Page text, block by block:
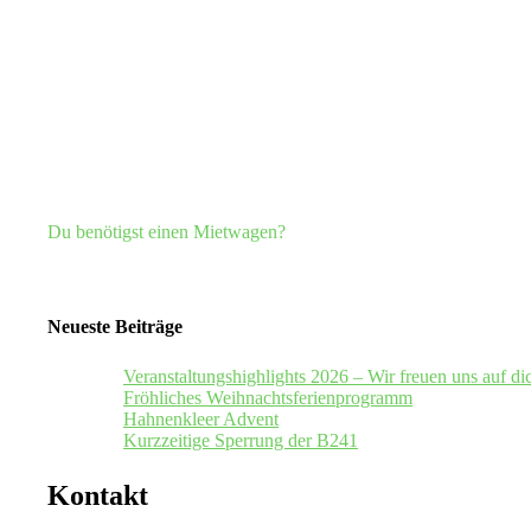
Du benötigst einen Mietwagen?
Neueste Beiträge
Veranstaltungshighlights 2026 – Wir freuen uns auf
Fröhliches Weihnachtsferienprogramm
Hahnenkleer Advent
Kurzzeitige Sperrung der B241
Kontakt